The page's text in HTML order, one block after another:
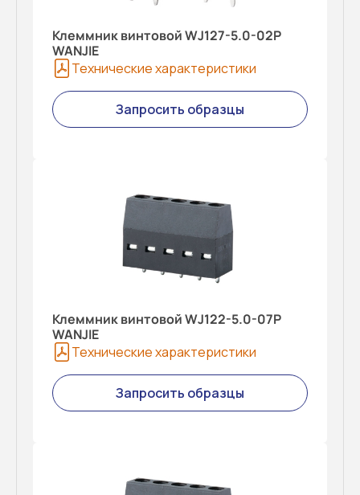
Клеммник винтовой WJ127-5.0-02P
WANJIE
Технические характеристики
Запросить образцы
Клеммник винтовой WJ122-5.0-07P
WANJIE
Технические характеристики
Запросить образцы